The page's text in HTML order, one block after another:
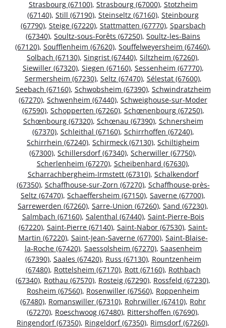
Strasbourg (67100), Strasbourg (67000), Stotzheim
(67140), Still (67190), Steinseltz (67160), Steinbourg
(67790), Steige (67220), Stattmatten (67770), Sparsbach
(67340), Soultz-sous-Forêts (67250), Soultz-les-Bains
(67120), Soufflenheim (67620), Souffelweyersheim (67460),
Solbach (67130), Singrist (67440), Siltzheim (67260),
Siewiller (67320), Siegen (67160), Sessenheim (67770),
Sermersheim (67230), Seltz (67470), Sélestat (67600),
Seebach (67160), Schwobsheim (67390), Schwindratzheim
(67270), Schwenheim (67440), Schweighouse-sur-Moder
(67590), Schopperten (67260), Schœnenbourg (67250),
Schœnbourg (67320), Schœnau (67390), Schnersheim
(67370), Schleithal (67160), Schirrhoffen (67240),
Schirrhein (67240), Schirmeck (67130), Schiltigheim
(67300), Schillersdorf (67340), Scherwiller (67750),
Scherlenheim (67270), Scheibenhard (67630),
Scharrachbergheim-Irmstett (67310), Schalkendorf
(67350), Schaffhouse-sur-Zorn (67270), Schaffhouse-près-
Seltz (67470), Schaeffersheim (67150), Saverne (67700),
Sarrewerden (67260), Sarre-Union (67260), Sand (67230),
Salmbach (67160), Salenthal (67440), Saint-Pierre-Bois
(67220), Saint-Pierre (67140), Saint-Nabor (67530), Saint-
Martin (67220), Saint-Jean-Saverne (67700), Saint-Blaise-
la-Roche (67420), Saessolsheim (67270), Saasenheim
(67390), Saales (67420), Russ (67130), Rountzenheim
(67480), Rottelsheim (67170), Rott (67160), Rothbach
(67340), Rothau (67570), Rosteig (67290), Rossfeld (67230),
Rosheim (67560), Rosenwiller (67560), Roppenheim
(67480), Romanswiller (67310), Rohrwiller (67410), Rohr
(67270), Roeschwoog (67480), Rittershoffen (67690),
Ringendorf (67350), Ringeldorf (67350), Rimsdorf (67260),